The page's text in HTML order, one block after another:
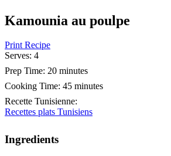
Kamounia au poulpe
Print Recipe
Serves: 4
Prep Time: 20 minutes
Cooking Time: 45 minutes
Recette Tunisienne:
Recettes plats Tunisiens
Ingredients